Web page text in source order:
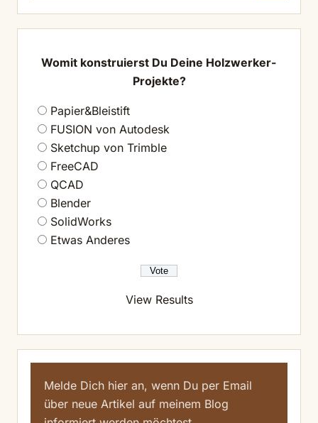
Womit konstruierst Du Deine Holzwerker-
Projekte?
Papier&Bleistift
FUSION von Autodesk
Sketchup von Trimble
FreeCAD
QCAD
Blender
SolidWorks
Etwas Anderes
View Results
Melde Dich hier an, wenn Du per Email
über neue Artikel auf meinem Blog